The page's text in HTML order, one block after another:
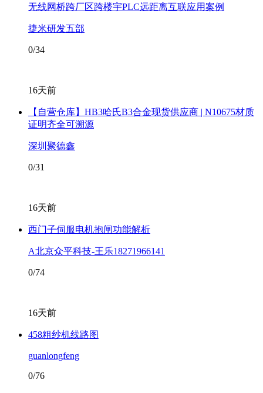
无线网桥跨厂区跨楼宇PLC远距离互联应用案例
捷米研发五部
0/34
16天前
【自营仓库】HB3哈氏B3合金现货供应商 | N10675材质
证明齐全可溯源
深圳聚德鑫
0/31
16天前
西门子伺服电机抱闸功能解析
A北京众平科技-王乐18271966141
0/74
16天前
458粗纱机线路图
guanlongfeng
0/76